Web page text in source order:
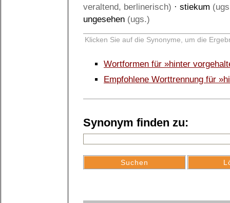
veraltend, berlinerisch) · stiekum
ungesehen (ugs.)
Klicken Sie auf die Synonyme, um die
Wortformen für »hinter
Empfohlene Worttrennung für
Synonym finden zu: